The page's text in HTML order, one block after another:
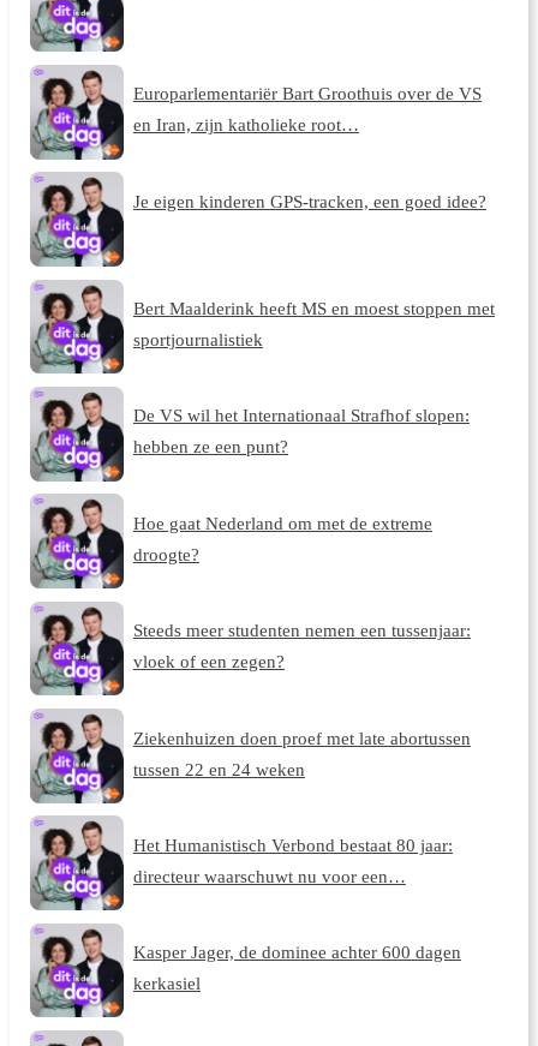
Europarlementariër Bart Groothuis over de VS
en Iran, zijn katholieke root…
Je eigen kinderen GPS-tracken, een goed idee?
Bert Maalderink heeft MS en moest stoppen met
sportjournalistiek
De VS wil het Internationaal Strafhof slopen:
hebben ze een punt?
Hoe gaat Nederland om met de extreme
droogte?
Steeds meer studenten nemen een tussenjaar:
vloek of een zegen?
Ziekenhuizen doen proef met late abortussen
tussen 22 en 24 weken
Het Humanistisch Verbond bestaat 80 jaar:
directeur waarschuwt nu voor een…
Kasper Jager, de dominee achter 600 dagen
kerkasiel